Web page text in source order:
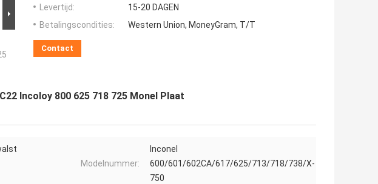
Levertijd:
15-20 DAGEN
Betalingscondities:
Western Union, MoneyGram, T/T
Contact
Incoloy 800 625 718 725 Monel Plaat
Modelnummer:
Inconel
600/601/602CA/617/625/713/718/738/X-
750